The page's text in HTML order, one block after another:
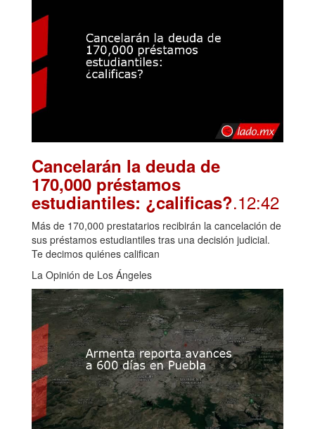
Cancelarán la deuda de
170,000 préstamos
estudiantiles: ¿calificas?.12:42
Más de 170,000 prestatarios recibirán la cancelación de
sus préstamos estudiantiles tras una decisión judicial.
Te decimos quiénes califican
La Opinión de Los Ángeles